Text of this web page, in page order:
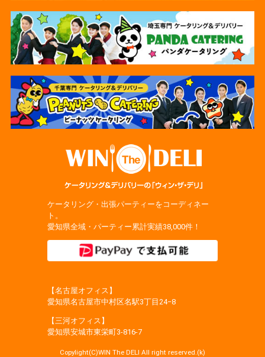
ケータリング・出張パーティーをコーディネー
ト。
愛知県全域・パーティー累計実績38,000件！
【名古屋オフィス】
愛知県名古屋市中村区名駅3丁目24−8
【三河オフィス】
愛知県安城市東栄町3‐816‐7
Copylight(C)WIN The DELI All right reserved.(k)